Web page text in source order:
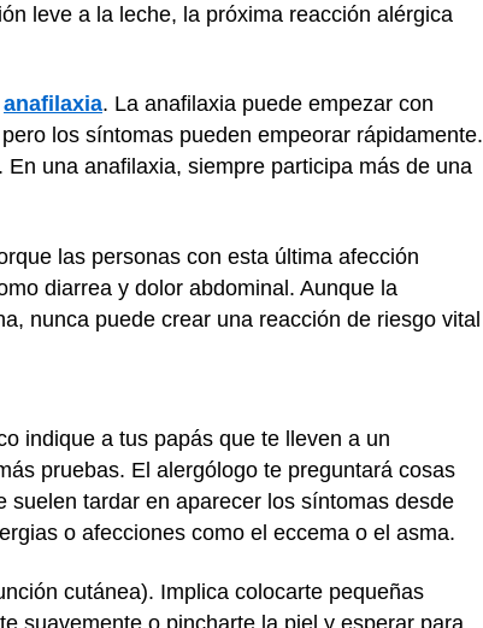
leve a la leche, la próxima reacción alérgica
anafilaxia. La anafilaxia puede empezar con
los síntomas pueden empeorar rápidamente.
una anafilaxia, siempre participa más de una
las personas con esta última afección
diarrea y dolor abdominal. Aunque la
nunca puede crear una reacción de riesgo vital
indique a tus papás que te lleven a un
pruebas. El alergólogo te preguntará cosas
tardar en aparecer los síntomas desde
o afecciones como el eccema o el asma.
cutánea). Implica colocarte pequeñas
suavemente o pincharte la piel y esperar para